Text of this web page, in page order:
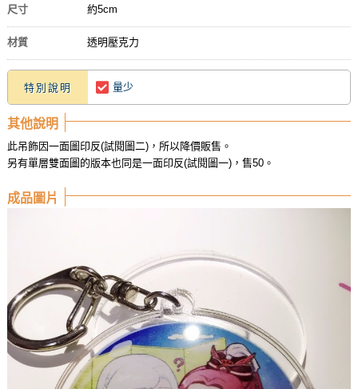
尺寸 約5cm
材質 透明壓克力
特別說明 量少
其他說明
此吊飾因一面圖印反(試閱圖二)，所以降價販售。
另有單層雙面圖的版本也同是一面印反(試閱圖一)，售50。
成品圖片